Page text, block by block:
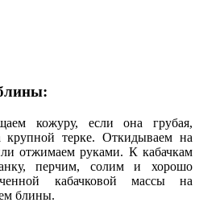
кожуру, если она грубая,
терке. Откидываем на
отжимаем руками. К кабачкам
перчим, солим и хорошо
кабачковой массы на
блины.